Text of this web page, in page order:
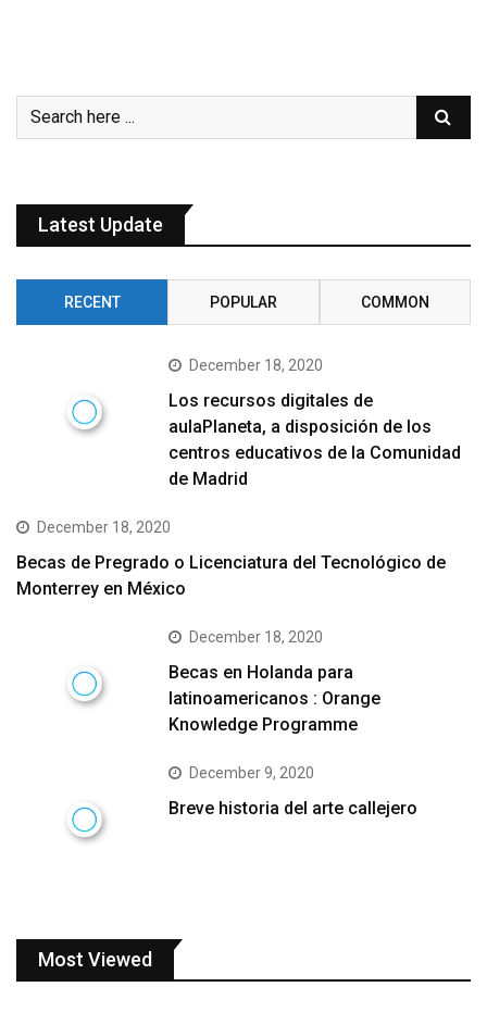
Latest Update
RECENT POPULAR COMMON
December 18, 2020
Los recursos digitales de
aulaPlaneta, a disposición de los
centros educativos de la Comunidad
de Madrid
December 18, 2020
Becas de Pregrado o Licenciatura del Tecnológico de
Monterrey en México
December 18, 2020
Becas en Holanda para
latinoamericanos : Orange
Knowledge Programme
December 9, 2020
Breve historia del arte callejero
Most Viewed